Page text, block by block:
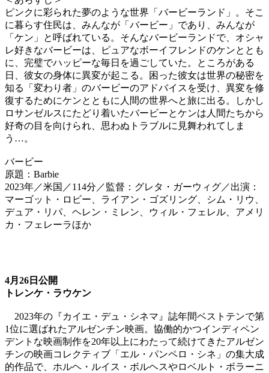
ピンクに彩られた夢のような世界「バービーランド」。そこ
に暮らす住民は、みんなが「バービー」であり、みんなが
「ケン」と呼ばれている。そんなバービーランドで、オシャ
レ好きなバービーは、ピュアなボーイフレンドのケンととも
に、完璧でハッピーな毎日を過ごしていた。ところがある
日、彼女の身体に異変が起こる。困った彼女は世界の秘密を
知る「変わり者」のバービーのアドバイスを受け、異変を修
復するためにケンとともに人間の世界へと旅に出る。しかし
ロサンゼルスにたどり着いたバービーとケンは人間たちから
好奇の目を向けられ、思わぬトラブルに見舞われてしま
う…。
バービー
原題：Barbie
2023年／米国／114分／監督：グレタ・ガーウィグ／出演：
マーゴット・ロビー、ライアン・ゴズリング、シム・リウ、
デュア・リパ、ヘレン・ミレン、ウィル・フェレル、アメリ
カ・フェレーラほか
4月26日公開
トレンケ・ラウケン
2023年の『カイエ・デュ・シネマ』誌年間ベストテンで第
1位に選ばれたアルゼンチン映画。協働的かつインディペン
デントな映画制作を20年以上にわたって続けてきたアルゼン
チンの映画コレクティブ「エル・パンペロ・シネ」の集大成
的作品で、ホルヘ・ルイス・ボルヘスやロベルト・ボラーニ